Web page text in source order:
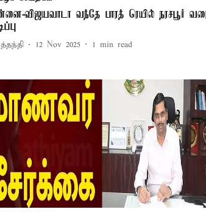
விஜயவாடா வந்தே பாரத் ரெயில் நரசபூர்
12 Nov 2025 1 min read